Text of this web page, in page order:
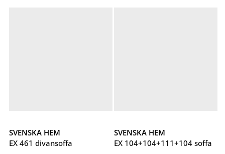
SVENSKA HEM
EX 461 divansoffa
SVENSKA HEM
EX 104+104+111+104 soffa